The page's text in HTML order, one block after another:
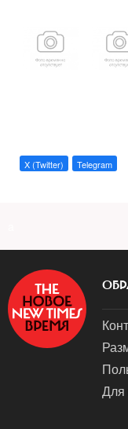
X (Twitter) Telegram
Для